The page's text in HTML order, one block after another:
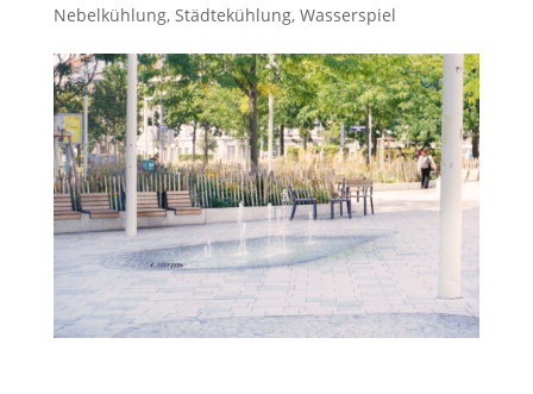
Nebelkühlung, Städtekühlung, Wasserspiel